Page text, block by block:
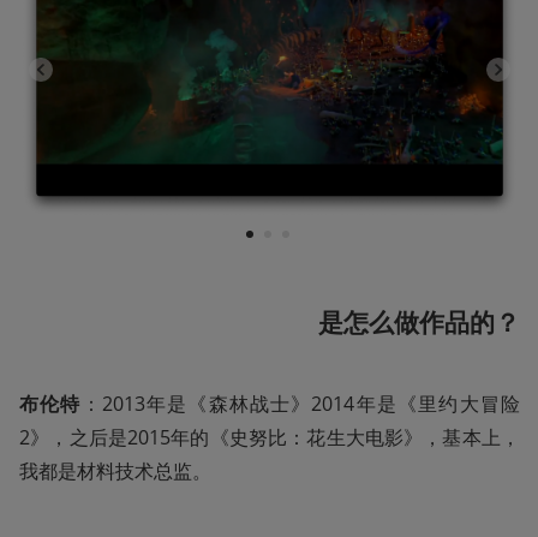
1
是怎么做作品的？
布伦特 ：2013年是《森林战士》2014年是《里约大冒险
2》，之后是2015年的《史努比：花生大电影》，基本上，
我都是材料技术总监。